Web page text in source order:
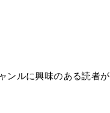
ンルに興味のある読者が